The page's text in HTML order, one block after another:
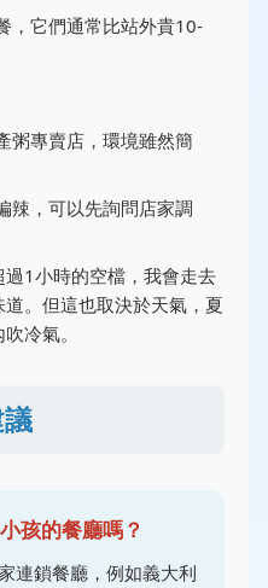
，它們通常比站外貴10-
粥專賣店，環境雖然簡
辣，可以先詢問店家調
1小時的空檔，我會走去
。但這也取決於天氣，夏
冷氣。
孩的餐廳嗎？
連鎖餐廳，例如義大利